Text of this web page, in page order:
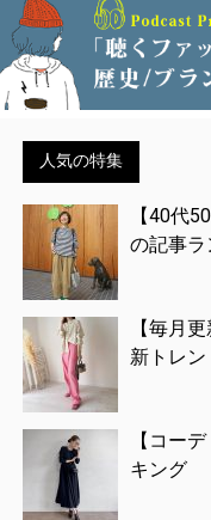
人気の特集
【40代
の記事
【毎月
新トレ
【コー
キング